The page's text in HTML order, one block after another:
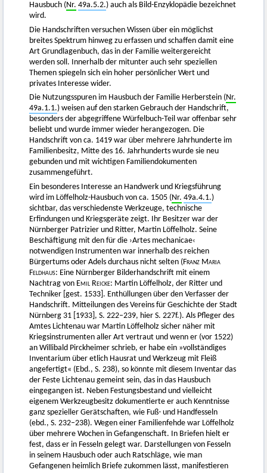
Hausbuch (Nr. 49a.5.2.) auch als Bild-Enzyklopädie bezeichnet
wird.
Die Handschriften versuchen Wissen über ein möglichst
breites Spektrum hinweg zu erfassen und schaffen damit eine
Art Grundlagenbuch, das in der Familie weitergereicht
werden soll. Innerhalb der mitunter auch sehr speziellen
Themen spiegeln sich ein hoher persönlicher Wert und
privates Interesse wider.
Die Nutzungsspuren im Hausbuch der Familie Herberstein (Nr.
49a.1.1.) weisen auf den starken Gebrauch der Handschrift,
besonders der abgegriffene Würfelbuch-Teil war offenbar sehr
beliebt und wurde immer wieder herangezogen. Die
Handschrift von ca. 1419 war über mehrere Jahrhunderte im
Familienbesitz, Mitte des 16. Jahrhunderts wurde sie neu
gebunden und mit wichtigen Familiendokumenten
zusammengeführt.
Ein besonderes Interesse an Handwerk und Kriegsführung
wird im Löffelholz-Hausbuch von ca. 1505 (Nr. 49a.4.1.)
sichtbar, das verschiedenste Werkzeuge, technische
Erfindungen und Kriegsgeräte zeigt. Ihr Besitzer war der
Nürnberger Patrizier und Ritter, Martin Löffelholz. Seine
Beschäftigung mit den für die ›Artes mechanicae‹
notwendigen Instrumenten war innerhalb des reichen
Bürgertums oder Adels durchaus nicht selten (Franz Maria
Feldhaus: Eine Nürnberger Bilderhandschrift mit einem
Nachtrag von Emil Reicke: Martin Löffelholz, der Ritter und
Techniker [gest. 1533]. Enthüllungen über den Verfasser der
Handschrift. Mitteilungen des Vereins für Geschichte der Stadt
Nürnberg 31 [1933], S. 222–239, hier S. 227f.). Als Pfleger des
Amtes Lichtenau war Martin Löffelholz sicher näher mit
Kriegsinstrumenten aller Art vertraut und wenn er (vor 1522)
an Willibald Pirckheimer schrieb, er habe ein »vollständiges
Inventarium über etlich Hausrat und Werkzeug mit Fleiß
angefertigt« (Ebd., S. 238), so könnte mit diesem Inventar das
der Feste Lichtenau gemeint sein, das in das Hausbuch
eingegangen ist. Neben Festungsbestand und vielleicht
eigenem Werkzeugbesitz dokumentierte er auch Kenntnisse
ganz spezieller Gerätschaften, wie Fuß- und Handfesseln
(ebd., S. 232–238). Wegen einer Familienfehde war Löffelholz
über mehrere Wochen in Gefangenschaft. In Briefen hielt er
fest, dass er in Fesseln gelegt war. Darstellungen von Fesseln
in seinem Hausbuch oder auch Ratschläge, wie man
Gefangenen heimlich Briefe zukommen lässt, manifestieren